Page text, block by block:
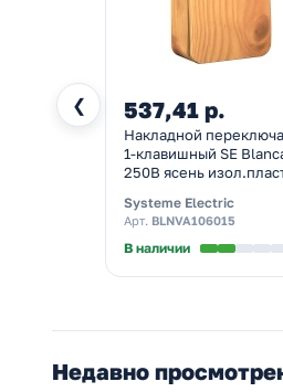
❮ 537,41 р.
Накладной
1-клавишный SE
250В ясень
Systeme Electric
Арт. BLNVA106015
В наличии
Недавно